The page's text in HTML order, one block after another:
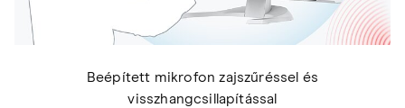
Beépített mikrofon zajszűréssel és
visszhangcsillapítással